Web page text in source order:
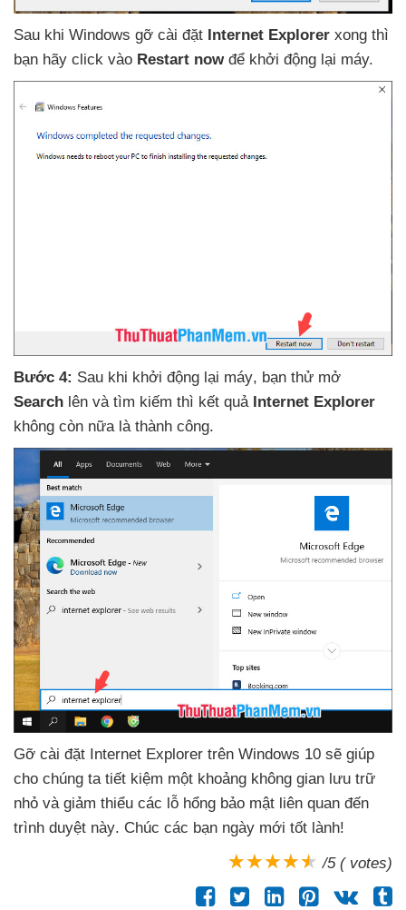
Sau khi Windows gỡ cài đặt Internet Explorer xong thì
bạn hãy click vào Restart now để khởi động lại máy.
Bước 4: Sau khi khởi động lại máy, bạn thử mở
Search lên và tìm kiếm thì kết quả Internet Explorer
không còn nữa là thành công.
Gỡ cài đặt Internet Explorer trên Windows 10 sẽ giúp
cho chúng ta tiết kiệm một khoảng không gian lưu trữ
nhỏ và giảm thiểu các lỗ hổng bảo mật liên quan đến
trình duyệt này. Chúc các bạn ngày mới tốt lành!
/5 ( votes)